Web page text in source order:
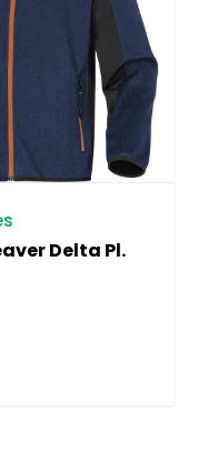
Delta Pl.